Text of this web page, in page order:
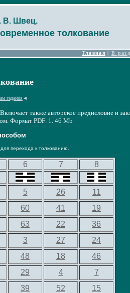
В. Швец.
толкование
Главная | В
гадания◄
также авторское предисловие и
ФорматPDF. 1. 46 Mb
перехода к толкованию.
6 7
8
5 26 11
60 41 19
63 22 36
3 27 24
48 18 46
29 4 7
39 52 15